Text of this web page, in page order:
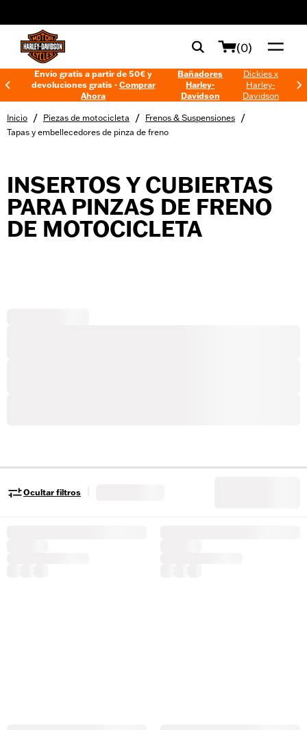
(0)
Envío gratis a partir de 50€ y
devoluciones gratis - Comprar
Ahora
Bañadores
Harley-
Davidson
Dickies x
Harley-
Davidson
Inicio / Piezas de motocicleta / Frenos & Suspensiones /
Tapas y embellecedores de pinza de freno
INSERTOS Y CUBIERTAS
PARA PINZAS DE FRENO
DE MOTOCICLETA
Ocultar filtros